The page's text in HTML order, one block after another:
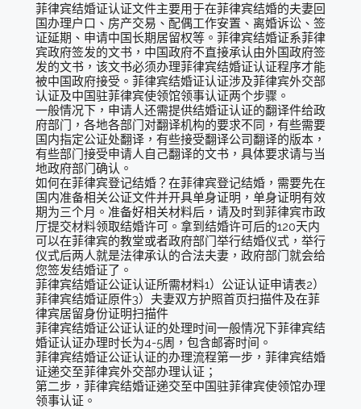
菲律宾结婚证认证文件主要用于在菲律宾结婚的夫妻回
国办理户口、房产交易、配偶工作安置、离婚诉讼、签
证延期、申请中国长期居留权等。菲律宾结婚证系菲律
宾政府签发的文书，中国政府不直接承认由外国政府签
发的文书，该文书必须办理菲律宾结婚证认证程序才能
被中国政府接受。菲律宾结婚证认证涉及菲律宾外交部
认证及中国驻菲律宾使领馆领事认证两个步骤。
一般情况下，申请人还需提供结婚证认证的翻译件给政
府部门，各地各部门对翻译机构的要求不同，有些需要
国内指定公证处翻译，有些接受翻译公司翻译的版本，
有些部门接受申请人自己翻译的文书，具体要求请与当
地政府部门确认。
如何在菲律宾登记结婚？在菲律宾登记结婚，需要先在
国内准备相关公证文件并开具单身证明，单身证明有效
期为三个月。准备好相关材料后，请及时到菲律宾市政
厅提交材料领取结婚许可。拿到结婚许可后的120天内
可以在菲律宾的教堂或者政府部门举行结婚仪式，举行
仪式后两人就是法律承认的合法夫妻，政府部门就会给
您签发结婚证了。
菲律宾结婚证公证认证所需材料1）公证认证申请表2）
菲律宾结婚证原件3）夫妻双方护照首页扫描件及在菲
律宾居留身份证明扫描件
菲律宾结婚证公证认证的处理时间一般情况下菲律宾结
婚证认证办理时长为4-5周，包含邮寄时间。
菲律宾结婚证公证认证的办理流程第一步，菲律宾结婚
证递交至菲律宾外交部办理认证；
第二步，菲律宾结婚证递交至中国驻菲律宾使领馆办理
领事认证。